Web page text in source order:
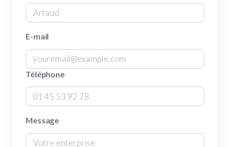
E-mail
Téléphone
Message